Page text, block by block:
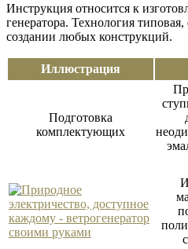
Инструкция относится к
генератора. Технология
создании любых конструкций.
Иллюстрация
Подготовка
комплектующих